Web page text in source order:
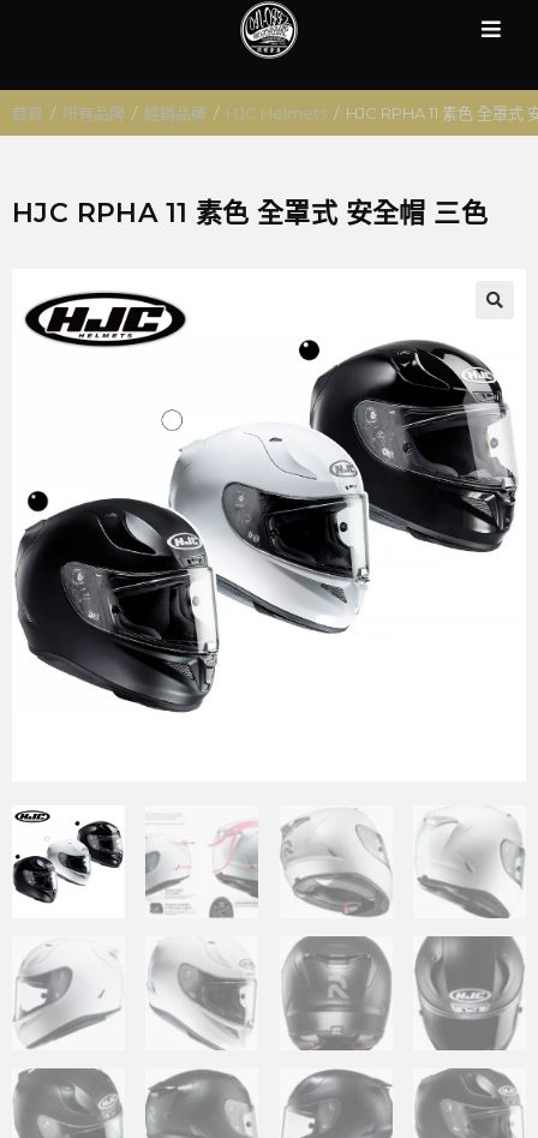
首頁 / 所有品牌 / 經銷品牌 / HJC Helmets / HJC RPHA 11 素色 全罩式
HJC RPHA 11 素色 全罩式 安全帽 三色